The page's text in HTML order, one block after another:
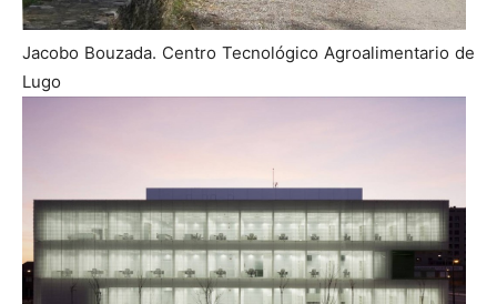
Jacobo Bouzada. Centro Tecnológico Agroalimentario de
Lugo